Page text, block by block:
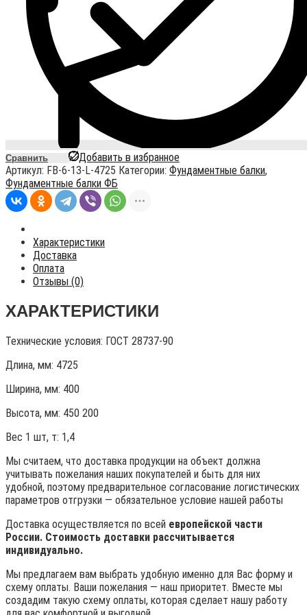
Сравнить
Добавить в избранное
Артикул: FB-6-13-L-4725 Категории: Фундаментные балки,
Фундаментные балки ФБ
Характеристики
Доставка
Оплата
Отзывы (0)
ХАРАКТЕРИСТИКИ
Технические условия: ГОСТ 28737-90
Длина, мм: 4725
Ширина, мм: 400
Высота, мм: 450 200
Вес 1 шт, т: 1,4
Мы считаем, что доставка продукции на объект должна
учитывать пожелания наших покупателей и быть для них
удобной, поэтому предварительное согласование логистических
параметров отгрузки — обязательное условие нашей работы
Доставка осуществляется по всей европейской части
России. Стоимость доставки рассчитывается
индивидуально.
Мы предлагаем вам выбрать удобную именно для Вас форму и
схему оплаты. Ваши пожелания — наш приоритет. Вместе мы
создадим такую схему оплаты, которая сделает нашу работу